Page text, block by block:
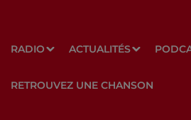
RADIO ACTUALITÉS
RETROUVEZ UNE CHANSON